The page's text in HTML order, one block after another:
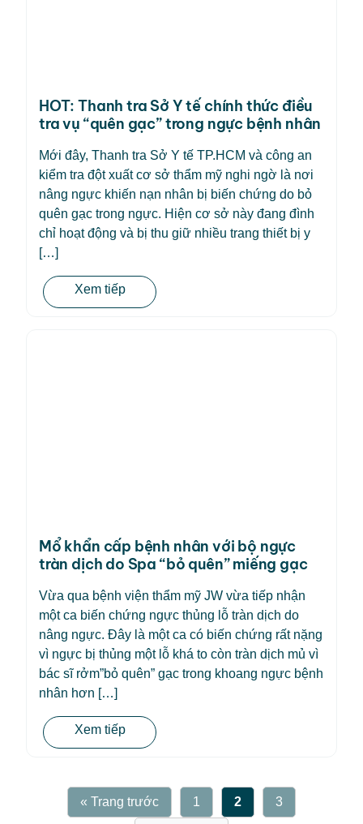
HOT: Thanh tra Sở Y tế chính thức điều
tra vụ “quên gạc” trong ngực bệnh nhân
Mới đây, Thanh tra Sở Y tế TP.HCM và công an
kiểm tra đột xuất cơ sở thẩm mỹ nghi ngờ là nơi
nâng ngực khiến nạn nhân bị biến chứng do bỏ
quên gạc trong ngực. Hiện cơ sở này đang đình
chỉ hoạt động và bị thu giữ nhiều trang thiết bị y
[…]
Xem tiếp
Mổ khẩn cấp bệnh nhân với bộ ngực
tràn dịch do Spa “bỏ quên” miếng gạc
Vừa qua bệnh viện thẩm mỹ JW vừa tiếp nhận
một ca biến chứng ngực thủng lỗ tràn dịch do
nâng ngực. Đây là một ca có biến chứng rất nặng
vì ngực bị thủng một lỗ khá to còn tràn dịch mủ vì
bác sĩ rởm”bỏ quên” gạc trong khoang ngực bệnh
nhân hơn […]
Xem tiếp
« Trang trước 1 2 3